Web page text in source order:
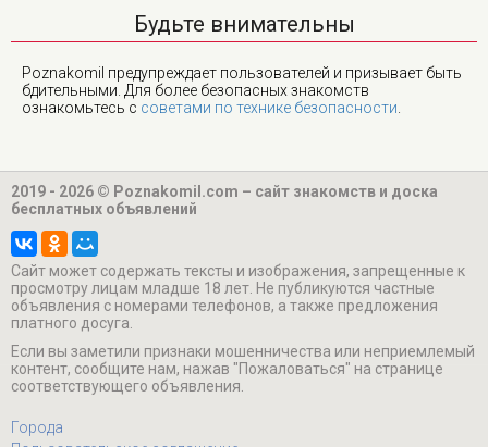
Будьте внимательны
Poznakomil предупреждает пользователей и призывает быть
бдительными. Для более безопасных знакомств
ознакомьтесь с советами по технике безопасности
2019 - 2026 © Poznakomil.com – сайт знакомств и доска
бесплатных объявлений
Cайт может содержать тексты и изображения, запрещенные к
просмотру лицам младше 18 лет. Не публикуются частные
объявления с номерами телефонов, а также предложения
платного досуга.
Если вы заметили признаки мошенничества или неприемлемый
контент, сообщите нам, нажав "Пожаловаться" на странице
соответствующего объявления.
Города